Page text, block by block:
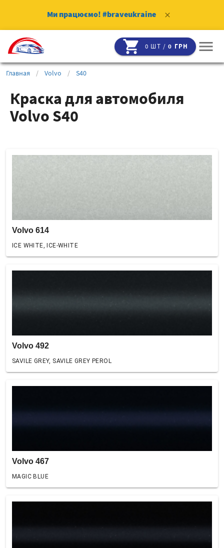
Ми працюємо! #braveukraine clear
shopping_cart 0 ШТ /0 ГРН menu
Главная / Volvo / S40
Краска для автомобиля
Volvo S40
Volvo 614
ICE WHITE, ICE-WHITE
Volvo 492
SAVILE GREY, SAVILE GREY PEROL
Volvo 467
MAGIC BLUE